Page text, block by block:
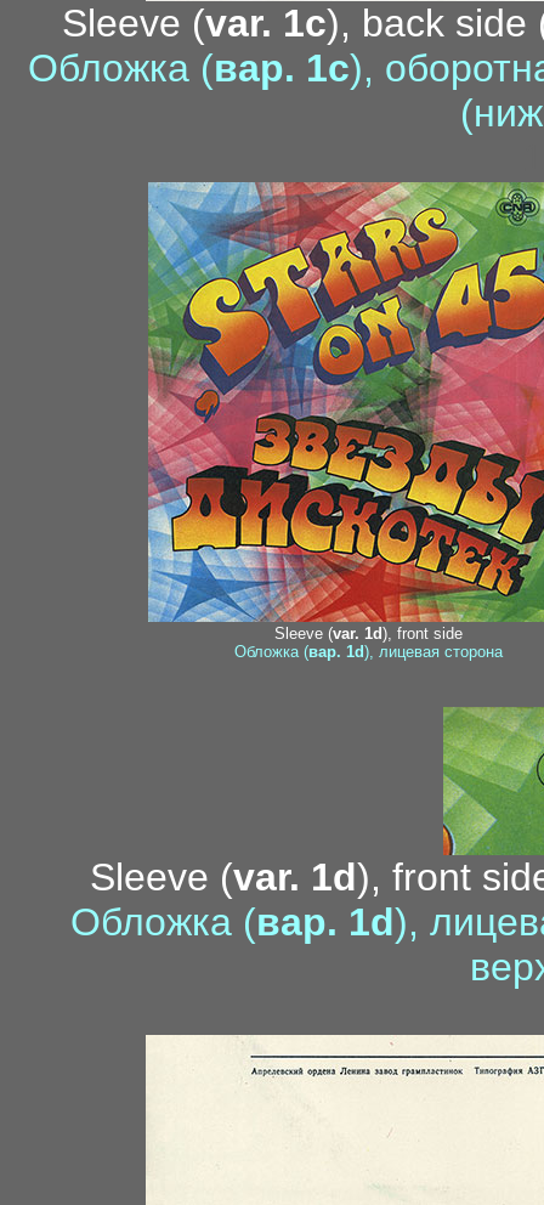
Sleeve (var. 1c), back side
Обложка (вар. 1c),
Sleeve (var. 1d), front side
Обложка (вар. 1d), лицевая сторона
Sleeve (var. 1d), front
Обложка (вар. 1d),